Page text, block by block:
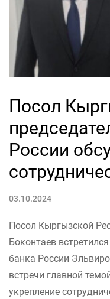
Посол
России
03.10.2024
Посол Кыргызской
Боконтаев
банка России
встречи главной
укрепление